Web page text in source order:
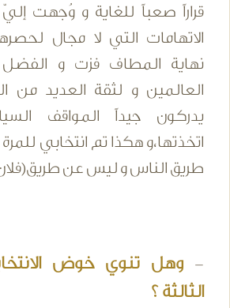
قراراً صعباً للغاية و وُجهت
الاتهامات التي لا مجال
نهاية المطاف فزت و
العالمين و لثقة العديد من
يدركون جيداً المواقف
اتخذتها،و هكذا تم انتخابي للمرة
طريق الناس و ليس عن طريق(فلان
- وهل تنوي خوض
الثالثة ؟